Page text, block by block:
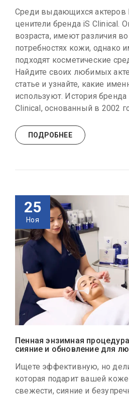
Среди выдающихся актеров
ценители бренда iS Clinical.
возраста, имеют различия
потребностях кожи, однако
подходят косметические
Найдите своих любимых
статье и узнайте, какие
используют. История
Clinical, основанный в 2002
ПОДРОБНЕЕ
25
Ноя
Пенная энзимная
сияние и обновление для
Ищете эффективную, но
которая подарит вашей
свежести, сияние и